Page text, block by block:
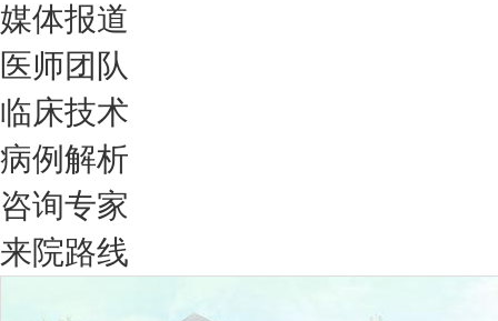
媒体报道
医师团队
临床技术
病例解析
咨询专家
来院路线